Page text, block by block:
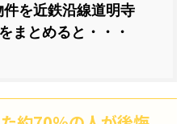
件を近鉄沿線道明寺
まとめると・・・